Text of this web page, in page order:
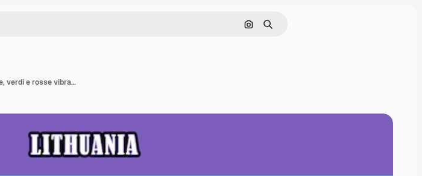
Cerca per immagine
Ricerca
Vettore della bandiera nazionale lituana con strisce gialle, verdi e rosse vibranti